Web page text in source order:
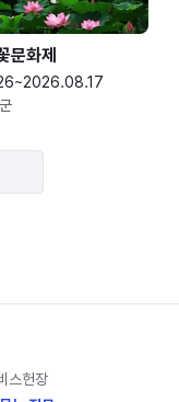
문화제
스헌장